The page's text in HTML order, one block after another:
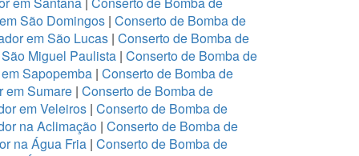
São Domingos| Conserto de Bomba de
em São Lucas| Conserto de Bomba de
Miguel Paulista | Conserto de Bomba de
Sapopemba | Conserto de Bomba de
em Sumare | Conserto de Bomba de
em Veleiros| Conserto de Bomba de
na Aclimação| Conserto de Bomba de
na Água Fria | Conserto de Bomba de